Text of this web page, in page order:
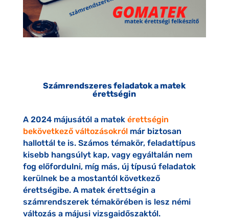
Számrendszeres feladatok a matek
érettségin
A 2024 májusától a matek érettségin
bekövetkező változásokrólmár biztosan
hallottál te is. Számos témakör, feladattípus
kisebb hangsúlyt kap, vagy egyáltalán nem
fog előfordulni, míg más, új típusú feladatok
kerülnek be a mostantól következő
érettségibe. A matek érettségin a
számrendszerek témakörében is lesz némi
változás a májusi vizsgaidőszaktól.